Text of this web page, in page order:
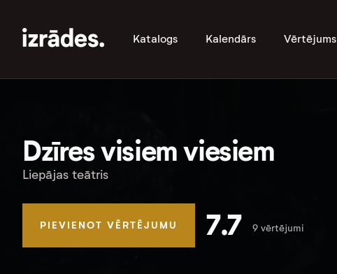
Katalogs Kalendārs Vērtējums
Dzīres visiem viesiem
Liepājas teātris
PIEVIENOT VĒRTĒJUMU 7.7 9 vērtējumi